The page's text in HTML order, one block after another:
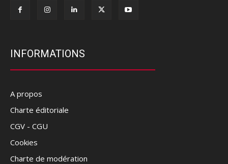
INFORMATIONS
A propos
Charte éditoriale
CGV - CGU
Cookies
Charte de modération